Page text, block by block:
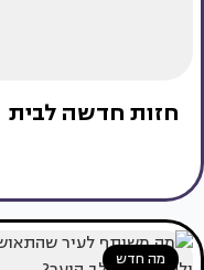
חזות חדשה לבית
מה חדש